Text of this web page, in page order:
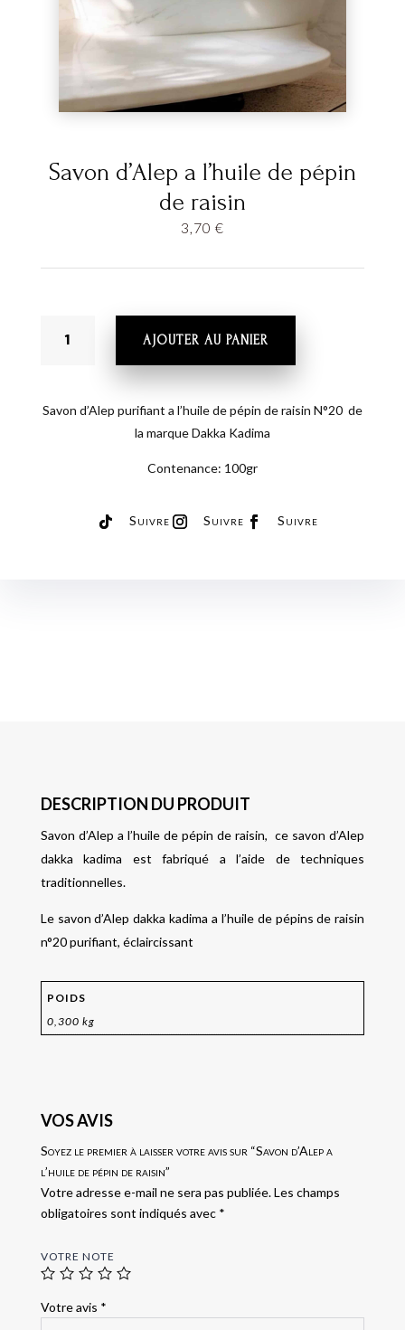
Savon d’Alep a l’huile de pépin
de raisin
3,70 €
A
AJOUTER AU PANIER
Savon d’Alep purifiant a l’huile de pépin de raisin N°20 de
la marque Dakka Kadima
Contenance: 100gr
Suivre Suivre Suivre
DESCRIPTION DU PRODUIT
Savon d’Alep a l’huile de pépin de raisin, ce savon d’Alep
dakka kadima est fabriqué a l’aide de techniques
traditionnelles.
Le savon d’Alep dakka kadima a l’huile de pépins de raisin
n°20 purifiant, éclaircissant
POIDS
0,300 kg
VOS AVIS
Soyez le premier à laisser votre avis sur “Savon d’Alep a
l’huile de pépin de raisin”
Votre adresse e-mail ne sera pas publiée.Les champs
obligatoires sont indiqués avec *
VOTRE NOTE
Votre avis *